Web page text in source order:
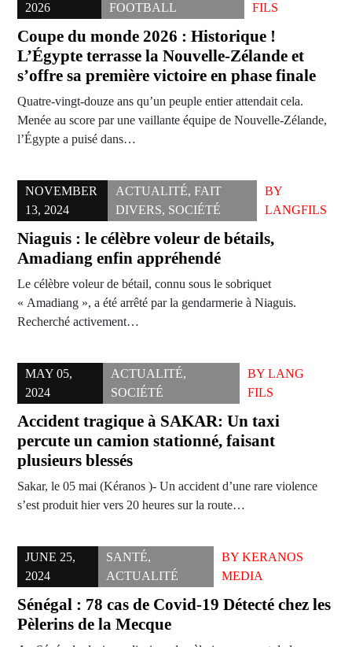
2026
FOOTBALL
FILS
Coupe du monde 2026 : Historique !
L’Égypte terrasse la Nouvelle-Zélande et
s’offre sa première victoire en phase finale
Quatre-vingt-douze ans qu’un peuple entier attendait cela.
Menée au score par une vaillante équipe de Nouvelle-Zélande,
l’Égypte a puisé dans…
NOVEMBER
13, 2024
ACTUALITÉ, FAIT
DIVERS, SOCIÉTÉ
BY
LANGFILS
Niaguis : le célèbre voleur de bétails,
Amadiang enfin appréhendé
Le célèbre voleur de bétail, connu sous le sobriquet
« Amadiang », a été arrêté par la gendarmerie à Niaguis.
Recherché activement…
MAY 05,
2024
ACTUALITÉ,
SOCIÉTÉ
BYLANG
FILS
Accident tragique à SAKAR: Un taxi
percute un camion stationné, faisant
plusieurs blessés
Sakar, le 05 mai (Kéranos )- Un accident d’une rare violence
s’est produit hier vers 20 heures sur la route…
JUNE 25,
2024
SANTÉ,
ACTUALITÉ
BY KERANOS
MEDIA
Sénégal : 78 cas de Covid-19 Détecté chez les
Pèlerins de la Mecque